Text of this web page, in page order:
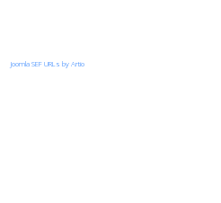
Joomla SEF URLs by Artio